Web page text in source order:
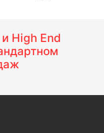
High End